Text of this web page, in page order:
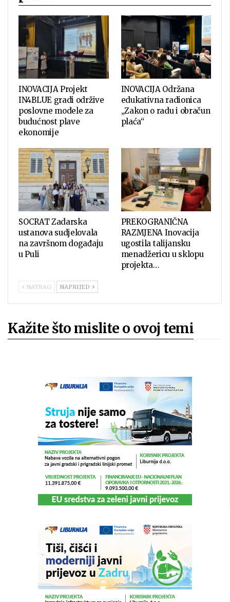
INOVACIJA Projekt
IN4BLUE gradi održive
poslovne modele za
budućnost plave
ekonomije
INOVACIJA Održana
edukativna radionica
„Zakon o radu i obračun
plaća“
SOCRAT Zadarska
ustanova sudjelovala
na završnom događaju
u Puli
PREKOGRANIČNA
RAZMJENA Inovacija
ugostila talijansku
menadžericu u sklopu
projekta…
NATRAG NAPRIJED
Kažite što mislite o ovoj temi